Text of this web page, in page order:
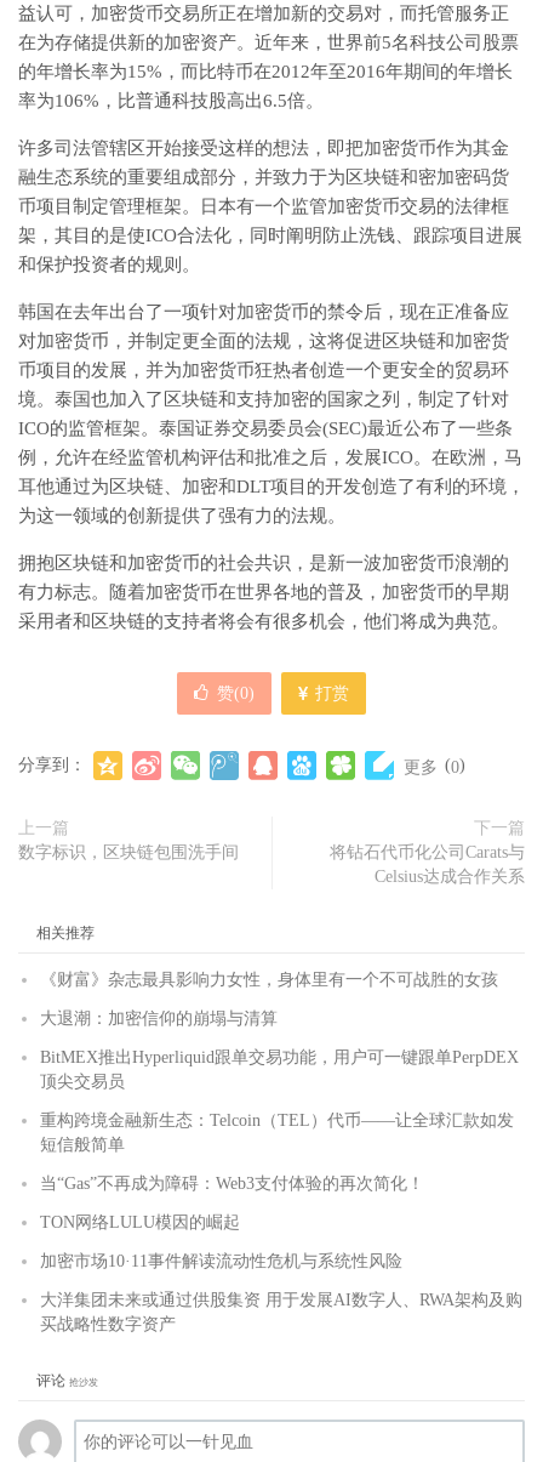
益认可，加密货币交易所正在增加新的交易对，而托管服务正
在为存储提供新的加密资产。近年来，世界前5名科技公司股票
的年增长率为15%，而比特币在2012年至2016年期间的年增长
率为106%，比普通科技股高出6.5倍。
许多司法管辖区开始接受这样的想法，即把加密货币作为其金
融生态系统的重要组成部分，并致力于为区块链和密加密码货
币项目制定管理框架。日本有一个监管加密货币交易的法律框
架，其目的是使ICO合法化，同时阐明防止洗钱、跟踪项目进展
和保护投资者的规则。
韩国在去年出台了一项针对加密货币的禁令后，现在正准备应
对加密货币，并制定更全面的法规，这将促进区块链和加密货
币项目的发展，并为加密货币狂热者创造一个更安全的贸易环
境。泰国也加入了区块链和支持加密的国家之列，制定了针对
ICO的监管框架。泰国证券交易委员会(SEC)最近公布了一些条
例，允许在经监管机构评估和批准之后，发展ICO。在欧洲，马
耳他通过为区块链、加密和DLT项目的开发创造了有利的环境，
为这一领域的创新提供了强有力的法规。
拥抱区块链和加密货币的社会共识，是新一波加密货币浪潮的
有力标志。随着加密货币在世界各地的普及，加密货币的早期
采用者和区块链的支持者将会有很多机会，他们将成为典范。
赞(0) 打赏
分享到： 更多 (0)
上一篇
数字标识，区块链包围洗手间
下一篇
将钻石代币化公司Carats与
Celsius达成合作关系
相关推荐
《财富》杂志最具影响力女性，身体里有一个不可战胜的女孩
大退潮：加密信仰的崩塌与清算
BitMEX推出Hyperliquid跟单交易功能，用户可一键跟单PerpDEX
顶尖交易员
重构跨境金融新生态：Telcoin（TEL）代币——让全球汇款如发
短信般简单
当“Gas”不再成为障碍：Web3支付体验的再次简化！
TON网络LULU模因的崛起
加密市场10·11事件解读流动性危机与系统性风险
大洋集团未来或通过供股集资 用于发展AI数字人、RWA架构及购
买战略性数字资产
评论 抢沙发